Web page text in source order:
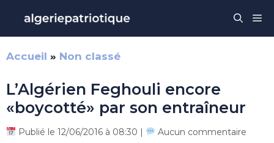
contenu
Accueil » Non classé
L’Algérien Feghouli encore
«boycotté» par son entraîneur
Publié le 12/06/2016 à 08:30 | Aucun commentaire